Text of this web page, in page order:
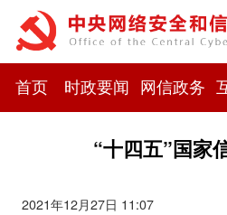
首页 时政要闻 网信政务
“十四五”国家
2021年12月27日 11:07